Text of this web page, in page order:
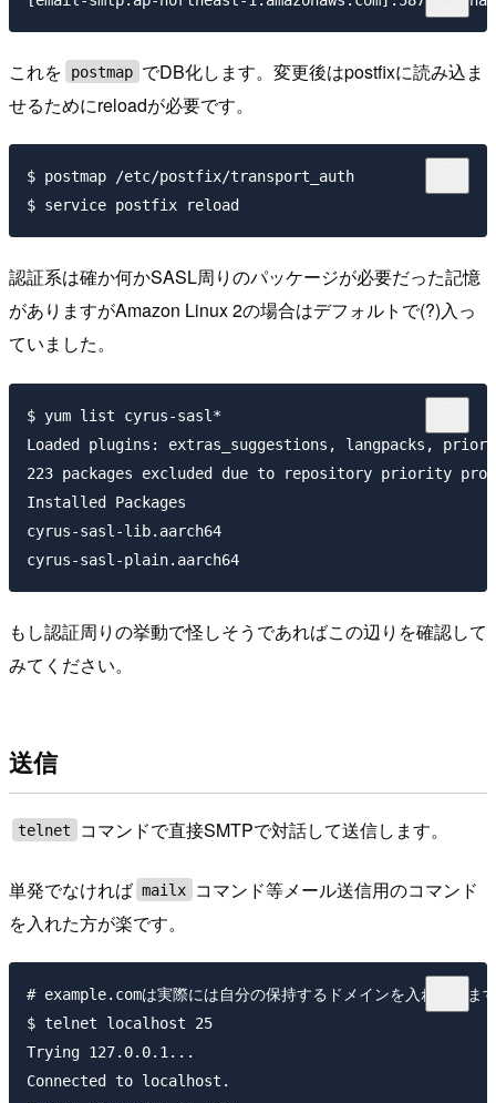
これを postmap でDB化します。変更後はpostfixに読み込ま
せるためにreloadが必要です。
$ postmap /etc/postfix/transport_auth
認証系は確か何かSASL周りのパッケージが必要だった記憶
がありますがAmazon Linux 2の場合はデフォルトで(?)入っ
ていました。
$ yum list cyrus-sasl*
Loaded plugins: extras_suggestions, langpacks,
223 packages excluded due to repository priority
Installed Packages
cyrus-sasl-lib.aarch64
もし認証周りの挙動で怪しそうであればこの辺りを確認して
みてください。
送信
telnet コマンドで直接SMTPで対話して送信します。
単発でなければ mailx
コマンド等メール送信用のコマンド
を入れた方が楽です。
# example.comは実際には自分の保持するドメインを入れていま
$ telnet localhost 25
Trying 127.0.0.1...
Connected to localhost.